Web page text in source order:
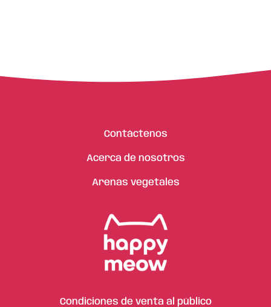
Contáctenos
Acerca de nosotros
Arenas vegetales
Condiciones de venta al público